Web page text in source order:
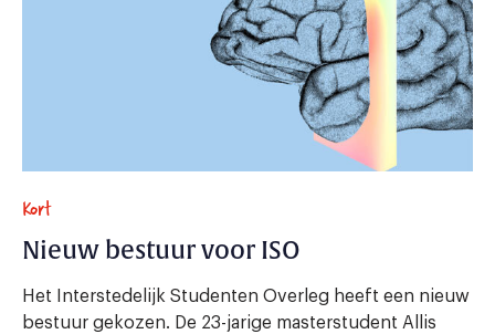
Kort
Nieuw bestuur voor ISO
Het Interstedelijk Studenten Overleg heeft een nieuw
bestuur gekozen. De 23-jarige masterstudent Allis